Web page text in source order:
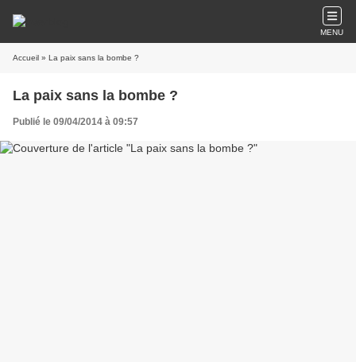
MENU
Accueil » La paix sans la bombe ?
La paix sans la bombe ?
Publié le 09/04/2014 à 09:57